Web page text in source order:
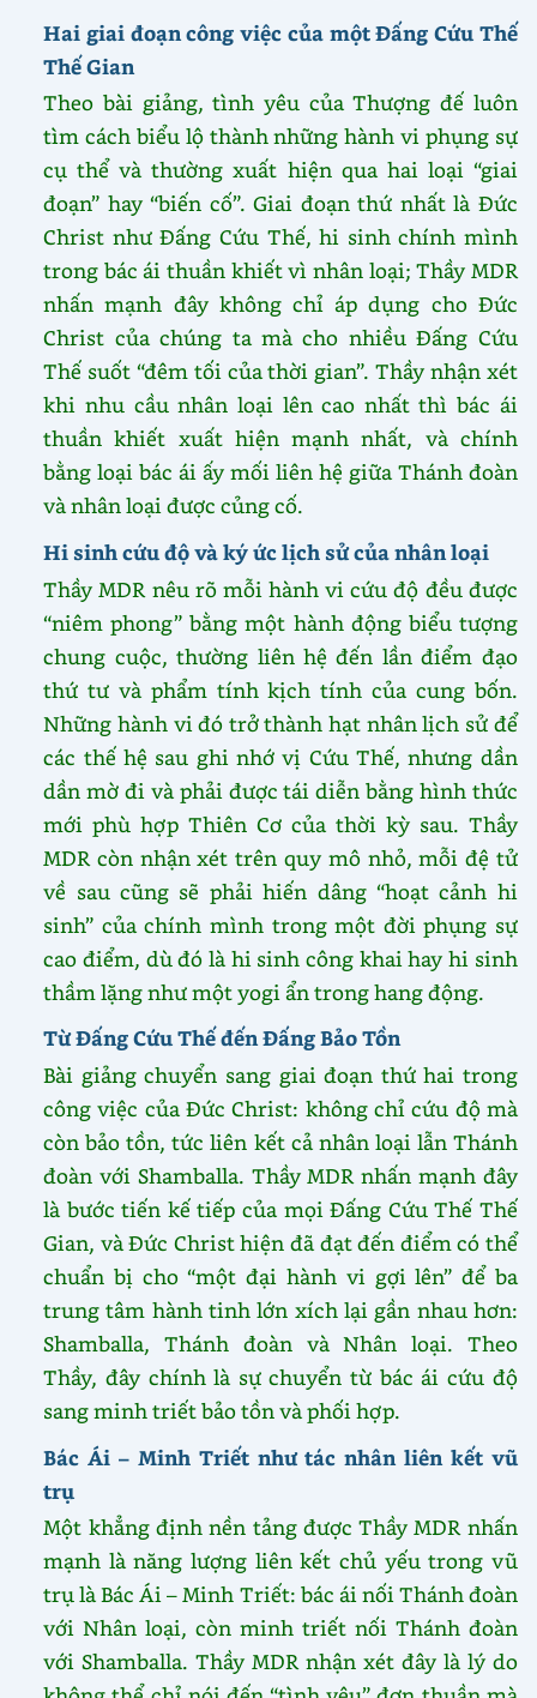
Hai giai đoạn công việc của một Đấng Cứu Thế
Thế Gian
Theo bài giảng, tình yêu của Thượng đế luôn
tìm cách biểu lộ thành những hành vi phụng sự
cụ thể và thường xuất hiện qua hai loại “giai
đoạn” hay “biến cố”. Giai đoạn thứ nhất là Đức
Christ như Đấng Cứu Thế, hi sinh chính mình
trong bác ái thuần khiết vì nhân loại; Thầy MDR
nhấn mạnh đây không chỉ áp dụng cho Đức
Christ của chúng ta mà cho nhiều Đấng Cứu
Thế suốt “đêm tối của thời gian”. Thầy nhận xét
khi nhu cầu nhân loại lên cao nhất thì bác ái
thuần khiết xuất hiện mạnh nhất, và chính
bằng loại bác ái ấy mối liên hệ giữa Thánh đoàn
và nhân loại được củng cố.
Hi sinh cứu độ và ký ức lịch sử của nhân loại
Thầy MDR nêu rõ mỗi hành vi cứu độ đều được
“niêm phong” bằng một hành động biểu tượng
chung cuộc, thường liên hệ đến lần điểm đạo
thứ tư và phẩm tính kịch tính của cung bốn.
Những hành vi đó trở thành hạt nhân lịch sử để
các thế hệ sau ghi nhớ vị Cứu Thế, nhưng dần
dần mờ đi và phải được tái diễn bằng hình thức
mới phù hợp Thiên Cơ của thời kỳ sau. Thầy
MDR còn nhận xét trên quy mô nhỏ, mỗi đệ tử
về sau cũng sẽ phải hiến dâng “hoạt cảnh hi
sinh” của chính mình trong một đời phụng sự
cao điểm, dù đó là hi sinh công khai hay hi sinh
thầm lặng như một yogi ẩn trong hang động.
Từ Đấng Cứu Thế đến Đấng Bảo Tồn
Bài giảng chuyển sang giai đoạn thứ hai trong
công việc của Đức Christ: không chỉ cứu độ mà
còn bảo tồn, tức liên kết cả nhân loại lẫn Thánh
đoàn với Shamballa. Thầy MDR nhấn mạnh đây
là bước tiến kế tiếp của mọi Đấng Cứu Thế Thế
Gian, và Đức Christ hiện đã đạt đến điểm có thể
chuẩn bị cho “một đại hành vi gợi lên” để ba
trung tâm hành tinh lớn xích lại gần nhau hơn:
Shamballa, Thánh đoàn và Nhân loại. Theo
Thầy, đây chính là sự chuyển từ bác ái cứu độ
sang minh triết bảo tồn và phối hợp.
Bác Ái – Minh Triết như tác nhân liên kết vũ
trụ
Một khẳng định nền tảng được Thầy MDR nhấn
mạnh là năng lượng liên kết chủ yếu trong vũ
trụ là Bác Ái – Minh Triết: bác ái nối Thánh đoàn
với Nhân loại, còn minh triết nối Thánh đoàn
với Shamballa. Thầy MDR nhận xét đây là lý do